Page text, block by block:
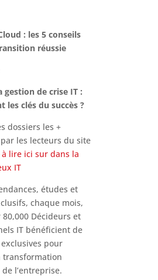
: les 5 conseils
réussie
gestion de crise IT :
les clés du succès ?
dossiers les +
les lecteurs du site
à lire ici sur dans la
IT
études et
chaque mois,
Décideurs et
IT bénéficient de
pour
transformation
l’entreprise.